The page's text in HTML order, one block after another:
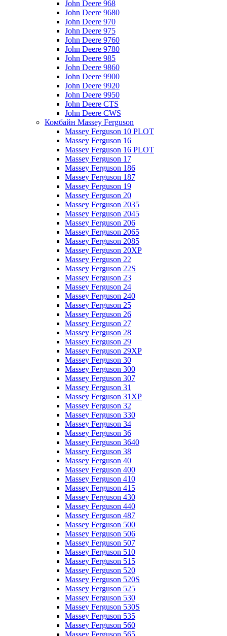
John Deere 968
John Deere 9680
John Deere 970
John Deere 975
John Deere 9760
John Deere 9780
John Deere 985
John Deere 9860
John Deere 9900
John Deere 9920
John Deere 9950
John Deere CTS
John Deere CWS
Комбайн Massey Ferguson
Massey Ferguson 10 PLOT
Massey Ferguson 16
Massey Ferguson 16 PLOT
Massey Ferguson 17
Massey Ferguson 186
Massey Ferguson 187
Massey Ferguson 19
Massey Ferguson 20
Massey Ferguson 2035
Massey Ferguson 2045
Massey Ferguson 206
Massey Ferguson 2065
Massey Ferguson 2085
Massey Ferguson 20XP
Massey Ferguson 22
Massey Ferguson 22S
Massey Ferguson 23
Massey Ferguson 24
Massey Ferguson 240
Massey Ferguson 25
Massey Ferguson 26
Massey Ferguson 27
Massey Ferguson 28
Massey Ferguson 29
Massey Ferguson 29XP
Massey Ferguson 30
Massey Ferguson 300
Massey Ferguson 307
Massey Ferguson 31
Massey Ferguson 31XP
Massey Ferguson 32
Massey Ferguson 330
Massey Ferguson 34
Massey Ferguson 36
Massey Ferguson 3640
Massey Ferguson 38
Massey Ferguson 40
Massey Ferguson 400
Massey Ferguson 410
Massey Ferguson 415
Massey Ferguson 430
Massey Ferguson 440
Massey Ferguson 487
Massey Ferguson 500
Massey Ferguson 506
Massey Ferguson 507
Massey Ferguson 510
Massey Ferguson 515
Massey Ferguson 520
Massey Ferguson 520S
Massey Ferguson 525
Massey Ferguson 530
Massey Ferguson 530S
Massey Ferguson 535
Massey Ferguson 560
Massey Ferguson 565